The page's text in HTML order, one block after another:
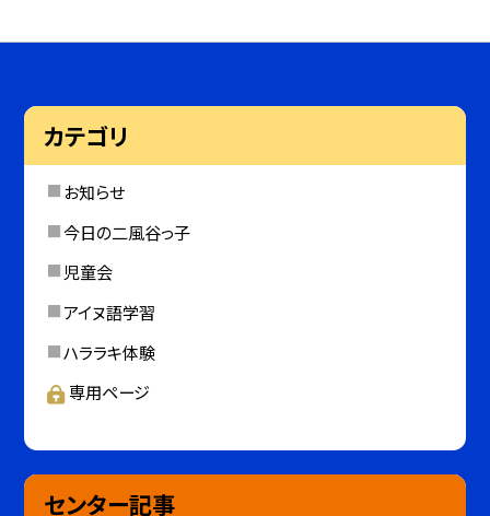
カテゴリ
お知らせ
今日の二風谷っ子
児童会
アイヌ語学習
ハララキ体験
専用ページ
センター記事